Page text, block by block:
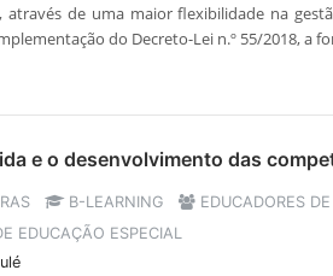
através de uma maior flexibilidade na
do Decreto-Lei n.º 55/2018, a
e o desenvolvimento das
B-LEARNING
EDUCADORES
EDUCAÇÃO ESPECIAL